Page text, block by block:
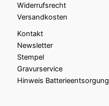
Widerrufsrecht
Versandkosten
Kontakt
Newsletter
Stempel
Gravurservice
Hinweis Batterieentsorgung